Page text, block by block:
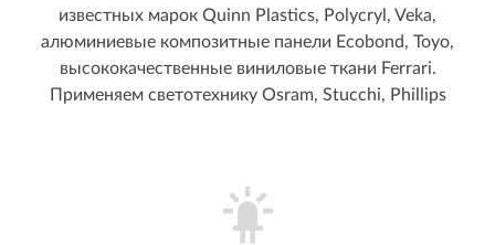
известных марок Quinn Plastics, Polycryl, Veka,
алюминиевые композитные панели Ecobond, Toyo,
высококачественные виниловые ткани Ferrari.
Применяем светотехнику Osram, Stucchi, Phillips